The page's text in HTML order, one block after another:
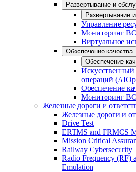
Развертывание и
Развертывание
Управление
Мониторинг
Виртуальное
Обеспечение качества
Обеспечение
Искусственный
операций
Обеспечение
Мониторинг
Железные дороги и
Железные дороги и
Drive Test
ERTMS and FRMCS
Mission Critical
Railway Cybersecurity
Radio Frequency (RF)
Emulation